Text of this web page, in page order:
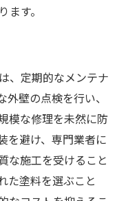
す。
、定期的なメンテナ
壁の点検を行い、
模な修理を未然に防
を避け、専門業者に
な施工を受けること
た塗料を選ぶこと